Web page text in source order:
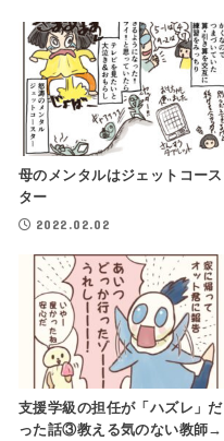
母のメンタルはジェットコース
ター
2022.02.02
支援学級の担任が「ハズレ」だ
った話③教える気のない教師→